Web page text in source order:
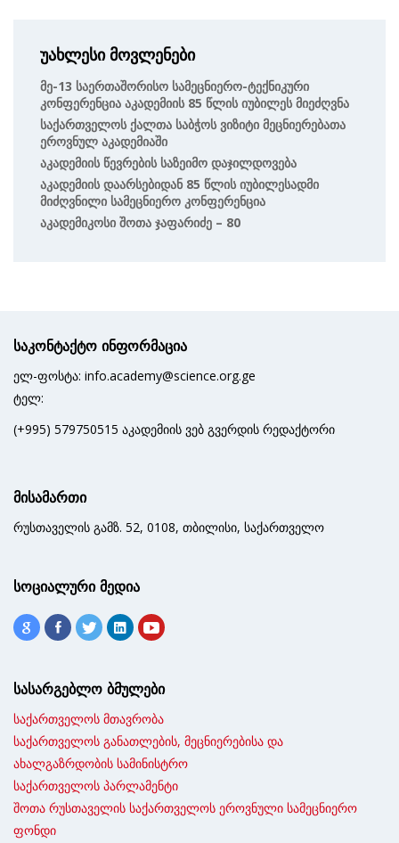
უახლესი მოვლენები
Მე-13 Საერთაშორისო Სამეცნიერო-Ტექნიკური
Კონფერენცია Აკადემიის 85 Წლის Იუბილეს Მიეძღვნა
Საქართველოს Ქალთა Საბჭოს Ვიზიტი Მეცნიერებათა
Ეროვნულ Აკადემიაში
Აკადემიის Წევრების Საზეიმო Დაჯილდოვება
Აკადემიის Დაარსებიდან 85 Წლის Იუბილესადმი
Მიძღვნილი Სამეცნიერო Კონფერენცია
Აკადემიკოსი Შოთა Ჯაფარიძე – 80
საკონტაქტო ინფორმაცია
ელ-ფოსტა: info.academy@science.org.ge
ტელ:
(+995) 579750515 აკადემიის ვებ გვერდის რედაქტორი
მისამართი
რუსთაველის გამზ. 52, 0108, თბილისი, საქართველო
სოციალური მედია
სასარგებლო ბმულები
საქართველოს მთავრობა
საქართველოს განათლების, მეცნიერებისა და
ახალგაზრდობის სამინისტრო
საქართველოს პარლამენტი
შოთა რუსთაველის საქართველოს ეროვნული სამეცნიერო
ფონდი